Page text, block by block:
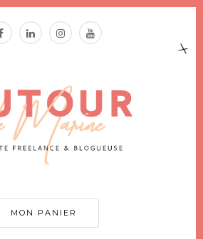
MON PANIER